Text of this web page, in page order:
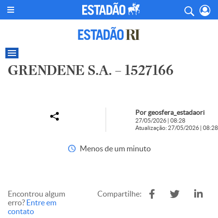
GRENDENE S.A. – 1527166
Por geosfera_estadaori
27/05/2026 | 08:28
Atualização: 27/05/2026 | 08:28
Menos de um minuto
Encontrou algum
erro? Entre em
contato
Compartilhe: